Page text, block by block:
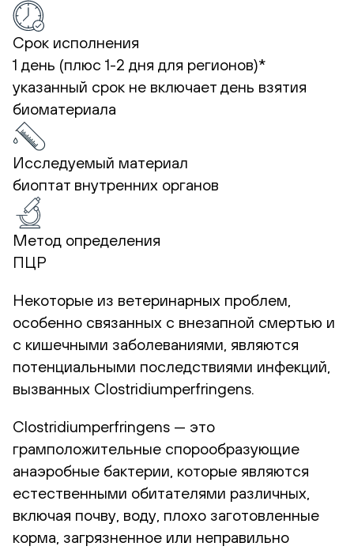
Срок исполнения
1 день (плюс 1-2 дня для регионов)*
указанный срок не включает день взятия
биоматериала
Исследуемый материал
биоптат внутренних органов
Метод определения
ПЦР
Некоторые из ветеринарных проблем,
особенно связанных с внезапной смертью и
с кишечными заболеваниями, являются
потенциальными последствиями инфекций,
вызванных Clostridiumperfringens.
Clostridiumperfringens — это
грамположительные спорообразующие
анаэробные бактерии, которые являются
естественными обитателями различных,
включая почву, воду, плохо заготовленные
корма, загрязненное или неправильно